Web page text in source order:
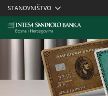
Skiplinks
STANOVNIŠTVO